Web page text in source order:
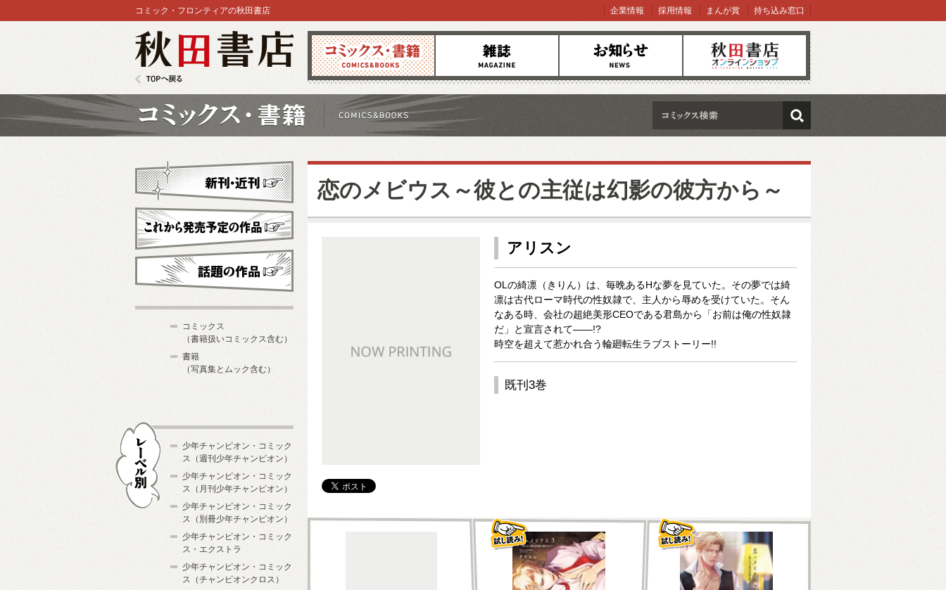
コミックス 雑誌 お知らせ オンラインショップ
コミック・フロンティアの秋田書店 企業情報 採用情報 まんが賞 持ち込み窓口
検索
恋のメビウス～彼との主従は幻影の彼方から～
アリスン
OLの綺凛（きりん）は、毎晩あるHな夢を見ていた。その夢では綺
凛は古代ローマ時代の性奴隷で、主人から辱めを受けていた。そん
なある時、会社の超絶美形CEOである君島から「お前は俺の性奴隷
だ」と宣言されて――!?
時空を超えて惹かれ合う輪廻転生ラブストーリー!!
既刊3巻
新刊・近刊
これから発売予定
コミックス
（書籍扱いコミックス含む）
書籍
（写真集とムック含む）
少年チャンピオン・コミック
ス（週刊少年チャンピオン）
少年チャンピオン・コミック
ス（月刊少年チャンピオン）
少年チャンピオン・コミック
ス（別冊少年チャンピオン）
少年チャンピオン・コミック
ス・エクストラ
少年チャンピオン・コミック
ス（チャンピオンクロス）